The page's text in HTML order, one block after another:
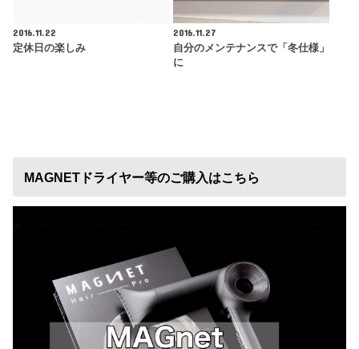
2016.11.22
定休日の楽しみ
2016.11.27
自分のメンテナンスで「冬仕様」
に
MAGNETドライヤー等のご購入はこちら